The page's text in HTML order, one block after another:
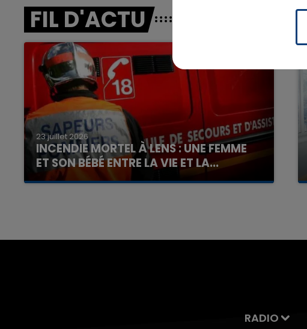
FIL D'ACTU
23 juillet 2026
INCENDIE MORTEL À LENS : UNE FEMME
ET SON BÉBÉ ENTRE LA VIE ET LA...
Un homme s'est immolé par le feu après avoir
RADIO